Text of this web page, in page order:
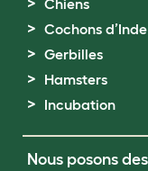
Chiens
Cochons d’Inde
Gerbilles
Hamsters
Incubation
Nous posons